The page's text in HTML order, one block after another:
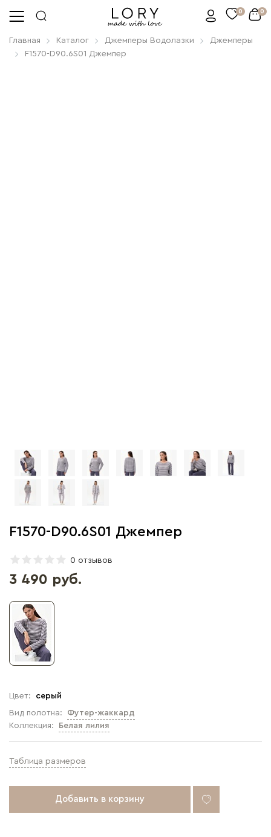
0 0
Главная Каталог Джемперы Водолазки
Джемперы
F1570-D90.6S01 Джемпер
F1570-D90.6S01 Джемпер
0 отзывов
Коллекция: Белая лилия
Вид полотна: Футер-жаккард
Цвет: серый
Таблица размеров
3 490 руб.
Добавить в корзину